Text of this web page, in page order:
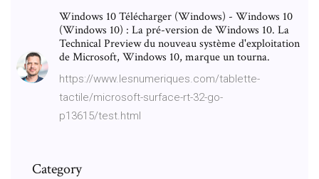
Windows 10 Télécharger (Windows) - Windows 10
(Windows 10) : La pré-version de Windows 10. La
Technical Preview du nouveau système d'exploitation
de Microsoft, Windows 10, marque un tourna.
https://www.lesnumeriques.com/tablette-
tactile/microsoft-surface-rt-32-go-
p13615/test.html
Category